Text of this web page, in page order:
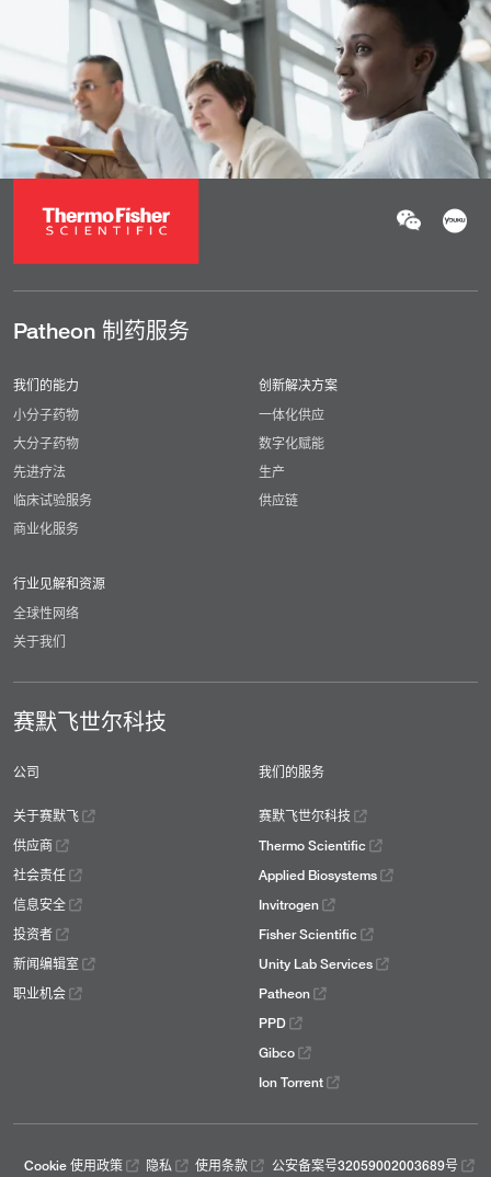
Patheon 制药服务
我们的能力
小分子药物
大分子药物
先进疗法
临床试验服务
商业化服务
创新解决方案
一体化供应
数字化赋能
生产
供应链
行业见解和资源
全球性网络
关于我们
赛默飞世尔科技
公司
关于赛默飞
供应商
社会责任
信息安全
投资者
新闻编辑室
职业机会
我们的服务
赛默飞世尔科技
Thermo Scientific
Applied Biosystems
Invitrogen
Fisher Scientific
Unity Lab Services
Patheon
PPD
Gibco
Ion Torrent
Cookie 使用政策 隐私 使用条款 公安备案号32059002003689号